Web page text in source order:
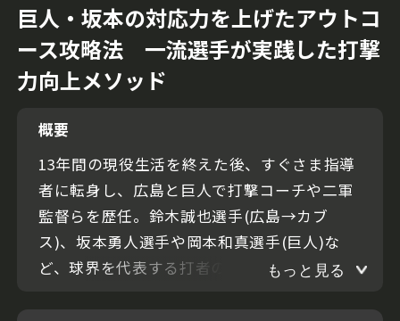
巨人・坂本の対応力を上げたアウトコ
ース攻略法 一流選手が実践した打撃
力向上メソッド
概要
13年間の現役生活を終えた後、すぐさま指導
者に転身し、広島と巨人で打撃コーチや二軍
監督らを歴任。鈴木誠也選手(広島→カブ
ス)、坂本勇人選手や岡本和真選手(巨人)な
ど、球界を代表する打者の育成に尽力した名
もっと見る